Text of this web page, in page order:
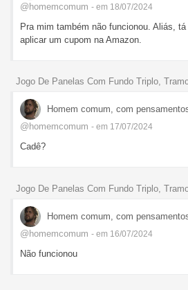
@homemcomum - em 18/07/2024
Pra mim também não funcionou. Aliás,
aplicar um cupom na Amazon.
Jogo De Panelas Com Fundo Triplo,
Homem comum, com
@homemcomum - em 17/07/2024
Cadê?
Jogo De Panelas Com Fundo Triplo,
Homem comum, com
@homemcomum - em 16/07/2024
Não funcionou